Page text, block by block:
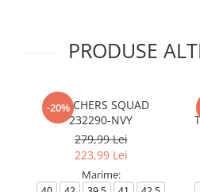
PRODUSE
-20%
SKECHERS SQUAD
232290-NVY
279,99 Lei
223,99 Lei
Marime: